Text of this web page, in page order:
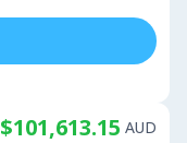
$101,613.15 AUD